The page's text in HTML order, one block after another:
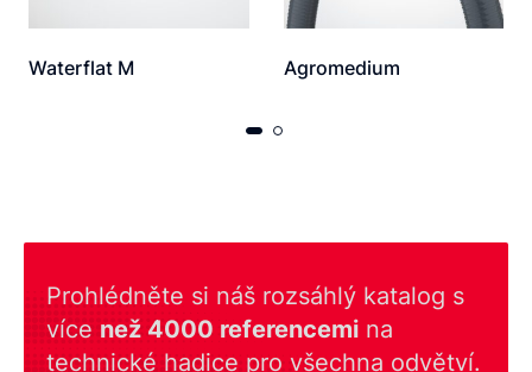
Waterflat M Agromedium
Prohlédněte si náš rozsáhlý katalog s
více než 4000 referencemi na
technické hadice pro všechna odvětví.